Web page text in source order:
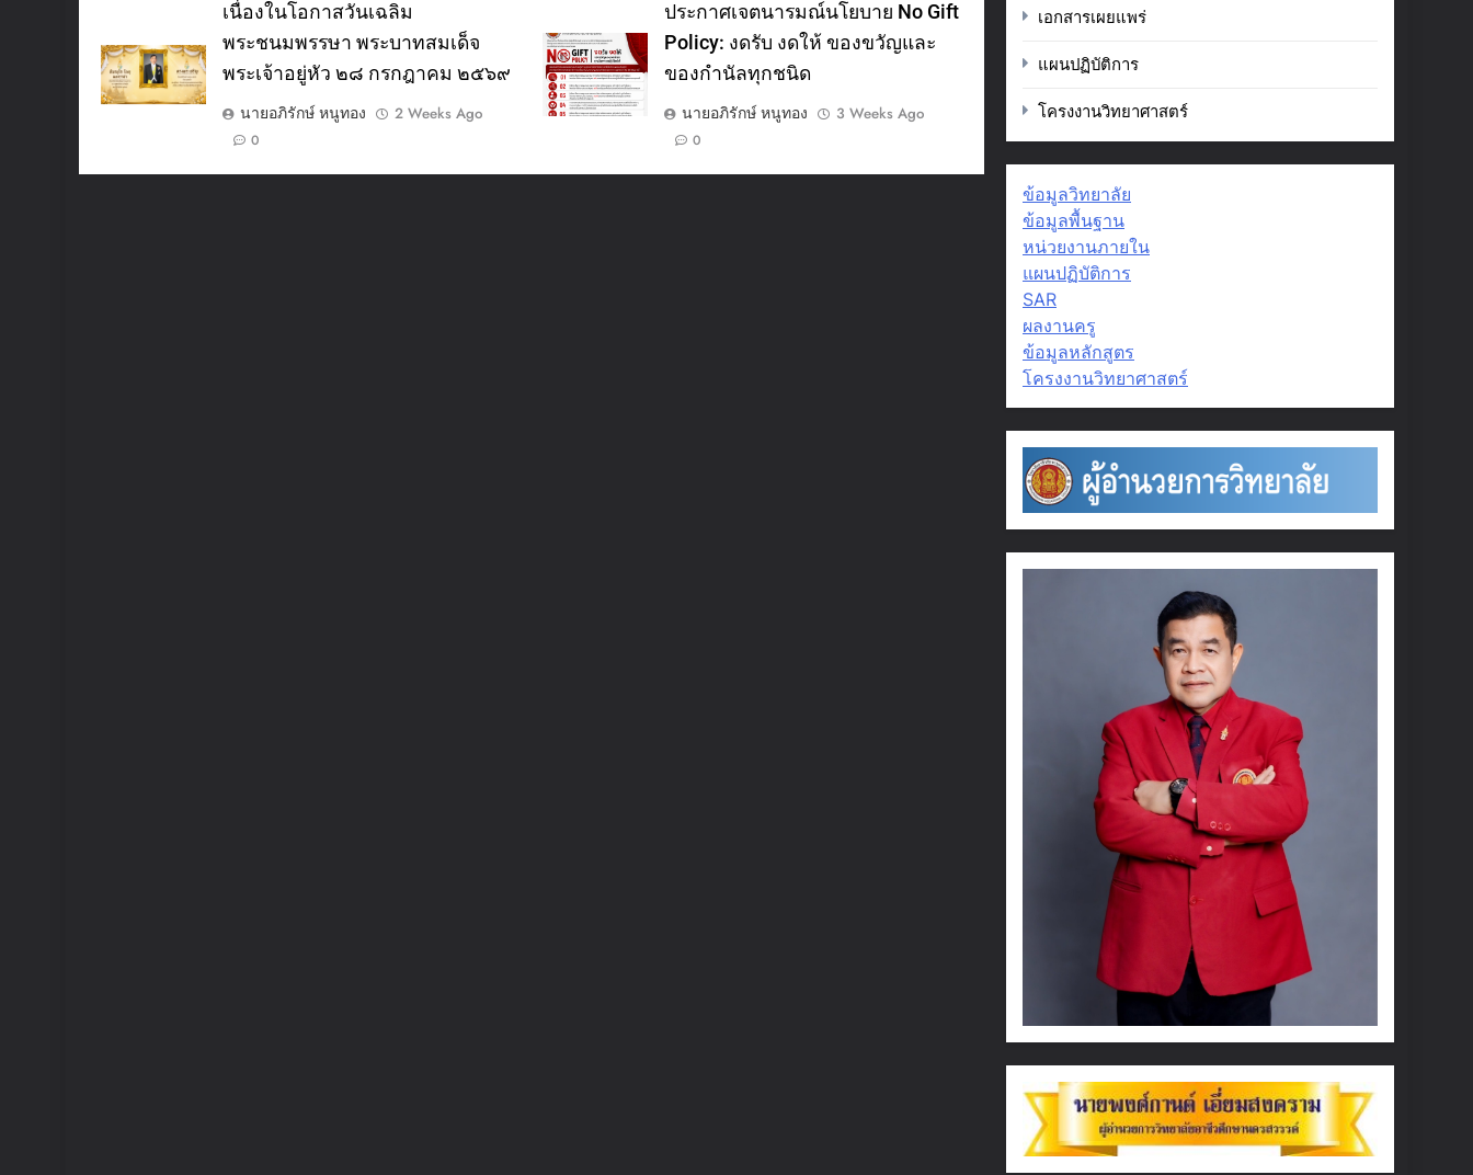
เนื่องในโอกาสวันเฉลิม
พระชนมพรรษา พระบาทสมเด็จ
พระเจ้าอยู่หัว ๒๘ กรกฎาคม ๒๕๖๙
นายอภิรักษ์ หนูทอง
2 Weeks Ago
0
ประกาศเจตนารมณ์นโยบาย No Gift
Policy: งดรับ งดให้ ของขวัญและ
ของกำนัลทุกชนิด
นายอภิรักษ์ หนูทอง
3 Weeks Ago
0
เอกสารเผยแพร่
แผนปฏิบัติการ
โครงงานวิทยาศาสตร์
ข้อมูลวิทยาลัย
ข้อมูลพื้นฐาน
หน่วยงานภายใน
แผนปฏิบัติการ
SAR
ผลงานครู
ข้อมูลหลักสูตร
โครงงานวิทยาศาสตร์